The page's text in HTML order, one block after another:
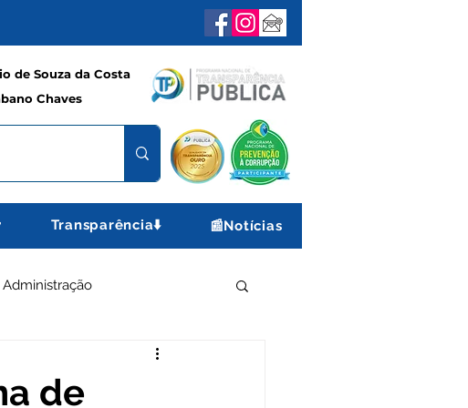
de Souza da Costa
Chaves
Transparência⬇️ 📰Notícias
Administração
Gabinete
de